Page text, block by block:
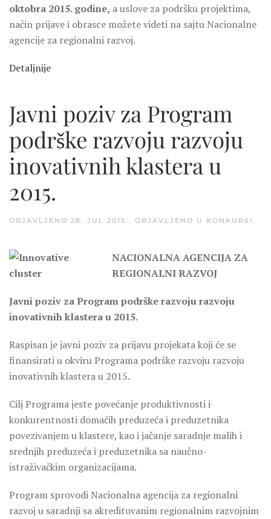
oktobra 2015. godine, a uslove za podršku projektima,
način prijave i obrasce možete videti na sajtu Nacionalne
agencije za regionalni razvoj.
Detaljnije
Javni poziv za Program
podrške razvoju razvoju
inovativnih klastera u
2015.
OBJAVLJENO 28. JUL 2015. . OBJAVLJENO U KONKURSI .
NACIONALNA AGENCIJA ZA
REGIONALNI RAZVOJ
Javni poziv za Program podrške razvoju razvoju
inovativnih klastera u 2015.
Raspisan je javni poziv za prijavu projekata koji će se
finansirati u okviru Programa podrške razvoju razvoju
inovativnih klastera u 2015.
Cilj Programa jeste povećanje produktivnosti i
konkurentnosti domaćih preduzeća i preduzetnika
povezivanjem u klastere, kao i jačanje saradnje malih i
srednjih preduzeća i preduzetnika sa naučno-
istraživačkim organizacijama.
Program sprovodi Nacionalna agencija za regionalni
razvoj u saradnji sa akreditovanim regionalnim razvojnim